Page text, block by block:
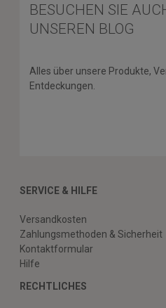
BESUCHEN SIE
UNSEREN BLOG
Alles über unsere Produkte,
Entdeckungen.
SERVICE & HILFE
Versandkosten
Zahlungsmethoden & Sicherheit
Kontaktformular
Hilfe
RECHTLICHES